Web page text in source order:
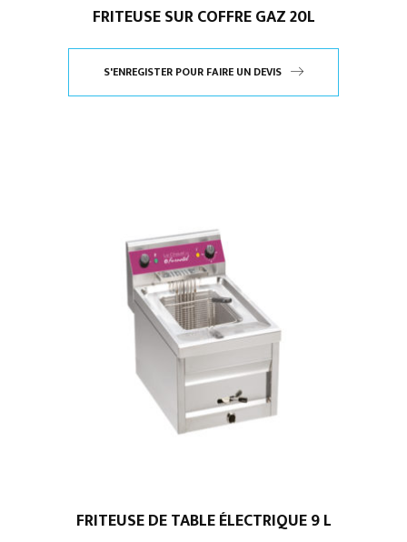
FRITEUSE SUR COFFRE GAZ 20L
S'ENREGISTER POUR FAIRE UN DEVIS
FRITEUSE DE TABLE ÉLECTRIQUE 9 L